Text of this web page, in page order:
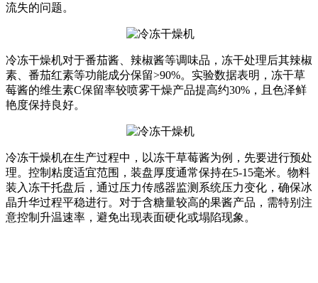
流失的问题。
冷冻干燥机对于番茄酱、辣椒酱等调味品，冻干处理后其辣椒
素、番茄红素等功能成分保留>90%。实验数据表明，冻干草
莓酱的维生素C保留率较喷雾干燥产品提高约30%，且色泽鲜
艳度保持良好。
冷冻干燥机在生产过程中，以冻干草莓酱为例，先要进行预处
理。控制粘度适宜范围，装盘厚度通常保持在5-15毫米。物料
装入冻干托盘后，通过压力传感器监测系统压力变化，确保冰
晶升华过程平稳进行。对于含糖量较高的果酱产品，需特别注
意控制升温速率，避免出现表面硬化或塌陷现象。